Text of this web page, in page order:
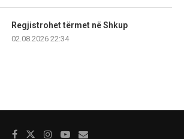
Regjistrohet tërmet në Shkup
02.08.2026 22:34